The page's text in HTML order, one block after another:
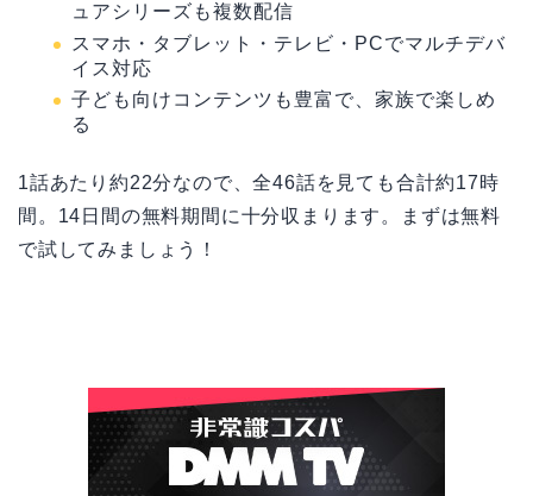
ュアシリーズも複数配信
スマホ・タブレット・テレビ・PCでマルチデバ
イス対応
子ども向けコンテンツも豊富で、家族で楽しめ
る
1話あたり約22分なので、全46話を見ても合計約17時
間。14日間の無料期間に十分収まります。まずは無料
で試してみましょう！